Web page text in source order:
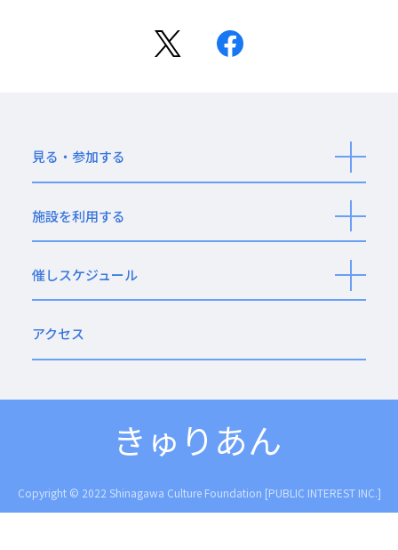
見る・参加する
開
く
施設を利用する
開
く
催しスケジュール
開
く
アクセス
Copyright © 2022 Shinagawa Culture Foundation [PUBLIC INTEREST INC.]